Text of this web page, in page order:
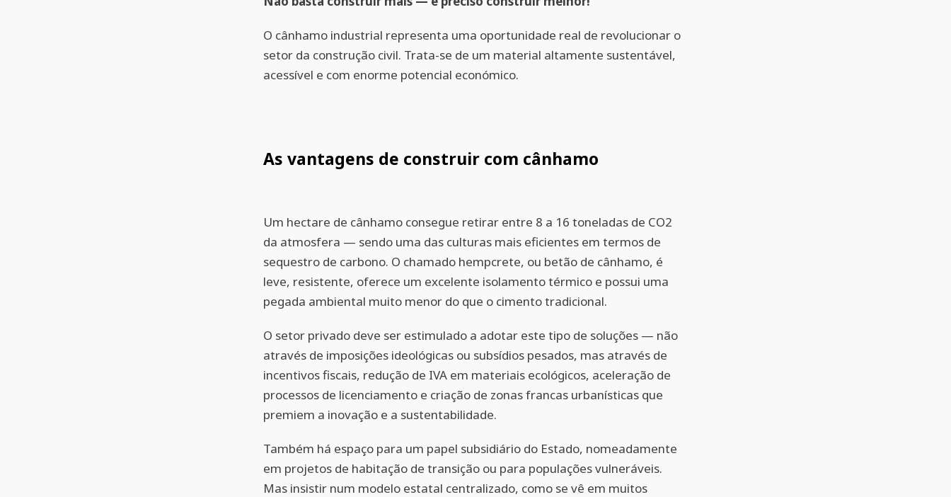
O cânhamo industrial representa uma oportunidade real de revolucionar o
setor da construção civil. Trata-se de um material altamente sustentável,
acessível e com enorme potencial económico.
As vantagens de construir com cânhamo
Um hectare de cânhamo consegue retirar entre 8 a 16 toneladas de CO2
da atmosfera — sendo uma das culturas mais eficientes em termos de
sequestro de carbono. O chamado hempcrete, ou betão de cânhamo, é
leve, resistente, oferece um excelente isolamento térmico e possui uma
pegada ambiental muito menor do que o cimento tradicional.
O setor privado deve ser estimulado a adotar este tipo de soluções — não
através de imposições ideológicas ou subsídios pesados, mas através de
incentivos fiscais, redução de IVA em materiais ecológicos, aceleração de
processos de licenciamento e criação de zonas francas urbanísticas que
premiem a inovação e a sustentabilidade.
Também há espaço para um papel subsidiário do Estado, nomeadamente
em projetos de habitação de transição ou para populações vulneráveis.
Mas insistir num modelo estatal centralizado, como se vê em muitos